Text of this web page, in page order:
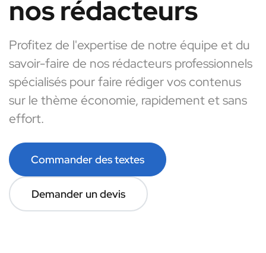
nos rédacteurs
Profitez de l'expertise de notre équipe et du
savoir-faire de nos rédacteurs professionnels
spécialisés pour faire rédiger vos contenus
sur le thème économie, rapidement et sans
effort.
Commander des textes
Demander un devis